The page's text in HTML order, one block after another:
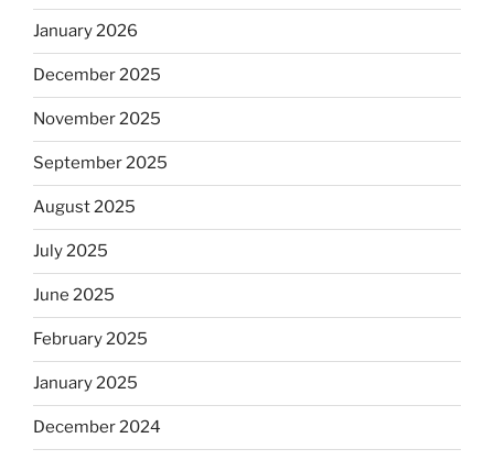
January 2026
December 2025
November 2025
September 2025
August 2025
July 2025
June 2025
February 2025
January 2025
December 2024